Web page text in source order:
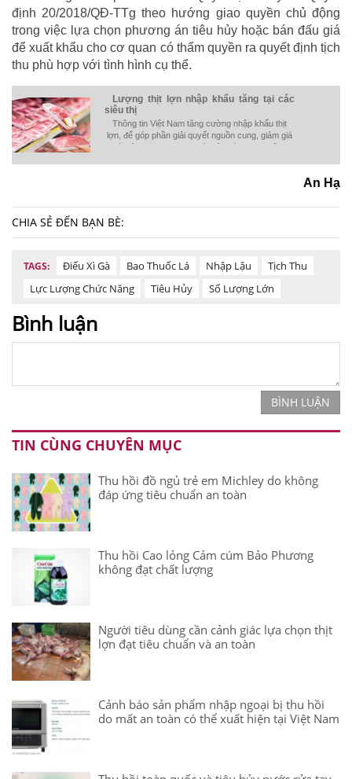
định 20/2018/QĐ-TTg theo hướng giao quyền chủ động
trong việc lựa chọn phương án tiêu hủy hoặc bán đấu giá
để xuất khẩu cho cơ quan có thẩm quyền ra quyết định tịch
thu phù hợp với tình hình cụ thể.
Lượng thịt lợn nhập khẩu tăng tại các
siêu thị
Thông tin Việt Nam tăng cường nhập khẩu thịt
lợn, để góp phần giải quyết nguồn cung, giảm giá
bán lẻ thịt lợn được người tiêu dùng quan tâm.
hơn, và có được người tiêu dùng trong nước
An Hạ
CHIA SẺ ĐẾN BẠN BÈ:
TAGS: Điếu Xì Gà Bao Thuốc Lá Nhập Lậu
Tịch Thu
Lực Lượng Chức Năng
Tiêu Hủy Số Lượng Lớn
Bình luận
BÌNH LUẬN
TIN CÙNG CHUYÊN MỤC
Thu hồi đồ ngủ trẻ em Michley do không
đáp ứng tiêu chuẩn an toàn
Thu hồi Cao lỏng Cảm cúm Bảo Phương
không đạt chất lượng
Người tiêu dùng cần cảnh giác lựa chọn thịt
lợn đạt tiêu chuẩn và an toàn
Cảnh báo sản phẩm nhập ngoại bị thu hồi
do mất an toàn có thể xuất hiện tại Việt Nam